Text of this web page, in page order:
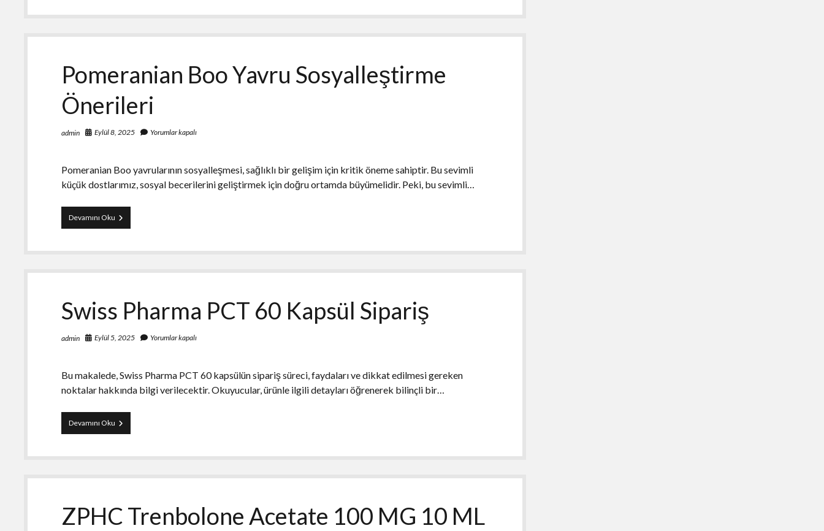
HD
Akışını
Pomeranian Boo Yavru Sosyalleştirme
Önerileri
admin Eylül 8, 2025 Yorumlar kapalı
Pomeranian Boo yavrularının sosyalleşmesi, sağlıklı bir gelişim için kritik öneme sahiptir. Bu sevimli
küçük dostlarımız, sosyal becerilerini geliştirmek için doğru ortamda büyümelidir. Peki, bu sevimli…
Devamını Oku Pomeranian
Boo
Sosyalleştirme
Swiss Pharma PCT 60 Kapsül Sipariş
admin Eylül 5, 2025 Yorumlar kapalı
Bu makalede, Swiss Pharma PCT 60 kapsülün sipariş süreci, faydaları ve dikkat edilmesi gereken
noktalar hakkında bilgi verilecektir. Okuyucular, ürünle ilgili detayları öğrenerek bilinçli bir…
Devamını Oku Swiss
Pharma
60
Sipariş
ZPHC Trenbolone Acetate 100 MG 10 ML